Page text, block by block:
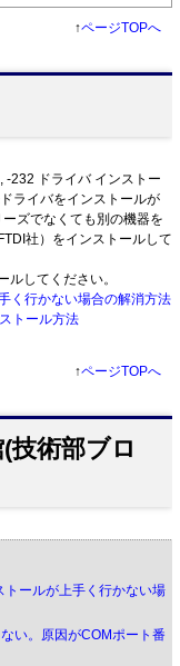
↑ページTOPへ
-232 ドライバ インストー
ライバをインストールが
ズでなくても別の機器を
社）をインストールして
してください。
く行かない場合の解消方法
トール方法
↑ページTOPへ
技術部ブロ
ールが上手く行かない場
い。原因がCOMポート番